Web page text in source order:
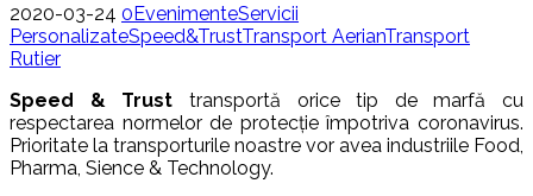
2020-03-24 0EvenimenteServicii
PersonalizateSpeed&TrustTransport AerianTransport
Rutier
Speed & Trust transportă orice tip de marfă cu
respectarea normelor de protecție împotriva coronavirus.
Prioritate la transporturile noastre vor avea industriile Food,
Pharma, Sience & Technology.